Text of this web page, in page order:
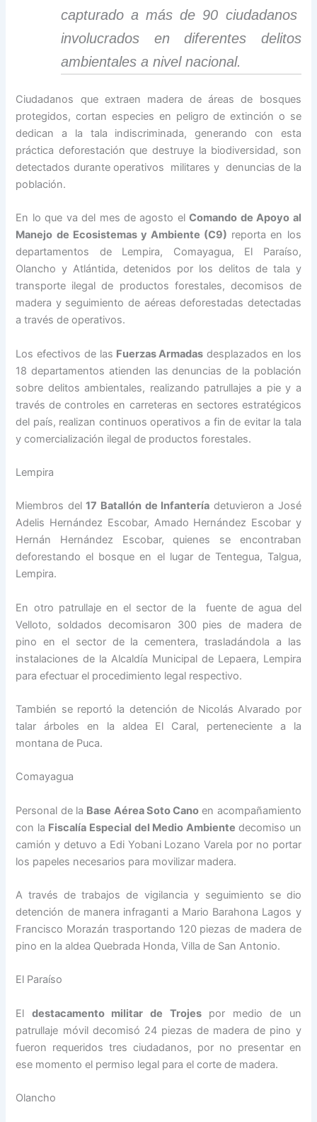
capturado a más de 90 ciudadanos
involucrados en diferentes delitos
ambientales a nivel nacional.
Ciudadanos que extraen madera de áreas de bosques
protegidos, cortan especies en peligro de extinción o se
dedican a la tala indiscriminada, generando con esta
práctica deforestación que destruye la biodiversidad, son
detectados durante operativos militares y denuncias de la
población.
En lo que va del mes de agosto elComando de Apoyo al
Manejo de Ecosistemas y Ambiente (C9) reporta en los
departamentos de Lempira, Comayagua, El Paraíso,
Olancho y Atlántida, detenidos por los delitos de tala y
transporte ilegal de productos forestales, decomisos de
madera y seguimiento de aéreas deforestadas detectadas
a través de operativos.
Los efectivos de las Fuerzas Armadas desplazados en los
18 departamentos atienden las denuncias de la población
sobre delitos ambientales, realizando patrullajes a pie y a
través de controles en carreteras en sectores estratégicos
del país, realizan continuos operativos a fin de evitar la tala
y comercialización ilegal de productos forestales.
Lempira
Miembros del17 Batallón de Infantería detuvieron a José
Adelis Hernández Escobar, Amado Hernández Escobar y
Hernán Hernández Escobar, quienes se encontraban
deforestando el bosque en el lugar de Tentegua, Talgua,
Lempira.
En otro patrullaje en el sector de la fuente de agua del
Velloto, soldados decomisaron 300 pies de madera de
pino en el sector de la cementera, trasladándola a las
instalaciones de la Alcaldía Municipal de Lepaera, Lempira
para efectuar el procedimiento legal respectivo.
También se reportó la detención de Nicolás Alvarado por
talar árboles en la aldea El Caral, perteneciente a la
montana de Puca.
Comayagua
Personal de la Base Aérea Soto Cano en acompañamiento
con la Fiscalía Especial del Medio Ambiente decomiso un
camión y detuvo a Edi Yobani Lozano Varela por no portar
los papeles necesarios para movilizar madera.
A través de trabajos de vigilancia y seguimiento se dio
detención de manera infraganti a Mario Barahona Lagos y
Francisco Morazán trasportando 120 piezas de madera de
pino en la aldea Quebrada Honda, Villa de San Antonio.
El Paraíso
El destacamento militar de Trojespor medio de un
patrullaje móvil decomisó 24 piezas de madera de pino y
fueron requeridos tres ciudadanos, por no presentar en
ese momento el permiso legal para el corte de madera.
Olancho